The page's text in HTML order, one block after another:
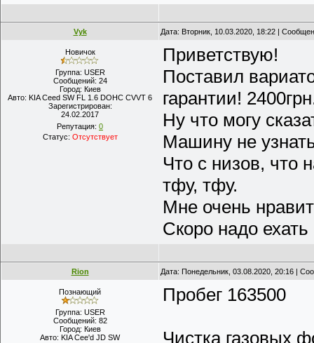
Vyk Дата: Вторник, 10.03.2020, 18:22 |
Новичок
Группа: USER
Сообщений: 24
Город: Киев
Авто: KIA Ceed SW FL 1.6 DOHC CVVT 6
Зарегистрирован:
24.02.2017
Репутация: 0
Статус: Отсутствует
Приветствую!
Поставил
гарантии!
Ну что могу
Машину не
Что с низов, что
тфу, тфу.
Мне очень
Скоро надо
Rion Дата: Понедельник, 03.08.2020, 20:16 |
Познающий
Группа: USER
Сообщений: 82
Город: Киев
Авто: KIA Cee'd JD SW
Пробег 163500
Чистка газовых